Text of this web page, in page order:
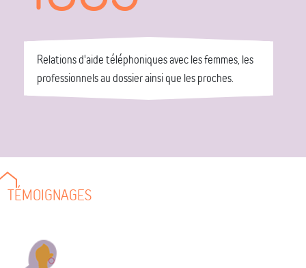
Relations d'aide téléphoniques avec les femmes, les
professionnels au dossier ainsi que les proches.
TÉMOIGNAGES